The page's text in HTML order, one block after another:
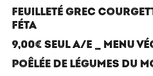
FEUILLETÉ GREC
FÉTA
9,00€ SEUL A/E _ MENU
POÊLÉE DE LÉGUMES DU